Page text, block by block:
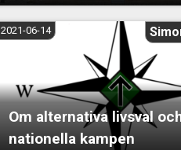
Om alternativa livsval
nationella kampen
2021-06-14